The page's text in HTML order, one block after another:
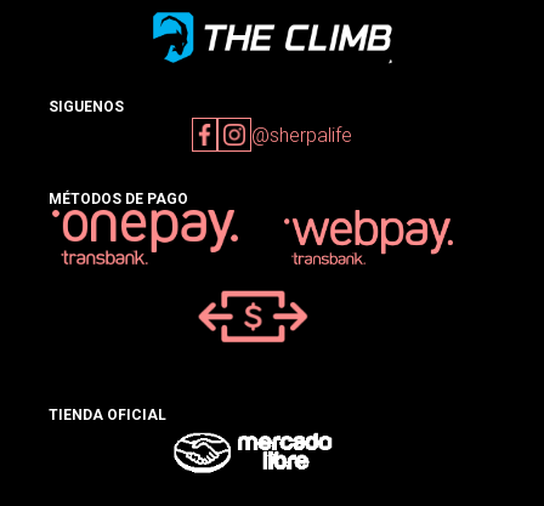
SIGUENOS
@sherpalife
MÉTODOS DE PAGO
TIENDA OFICIAL